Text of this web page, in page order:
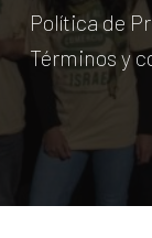
Política de
Términos y